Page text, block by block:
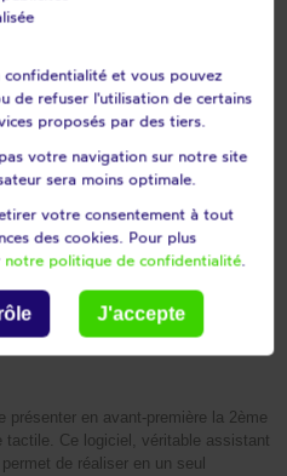
en
d'Edgar
stores, réunissait à Cap Esterel
sa 5ème convention nationale.
faire profiter aux franchisés de
spécial de cette convention qui est
en avant-première la 2ème
Ce logiciel, véritable assistant
de réaliser en un seul
et vous pouvez
de refuser l'utilisation de certains
proposés par des tiers.
votre navigation sur notre site
sera moins optimale.
votre consentement à tout
des cookies. Pour plus
notre politique de confidentialité.
J'accepte